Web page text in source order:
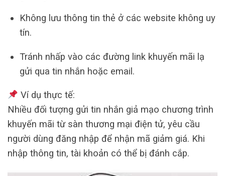
Không lưu thông tin thẻ ở các website không uy
tín.
Tránh nhấp vào các đường link khuyến mãi lạ
gửi qua tin nhắn hoặc email.
Ví dụ thực tế:
Nhiều đối tượng gửi tin nhắn giả mạo chương trình
khuyến mãi từ sàn thương mại điện tử, yêu cầu
người dùng đăng nhập để nhận mã giảm giá. Khi
nhập thông tin, tài khoản có thể bị đánh cắp.